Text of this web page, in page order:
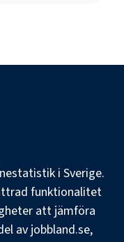
i Sverige.
funktionalitet
att jämföra
av jobbland.se,